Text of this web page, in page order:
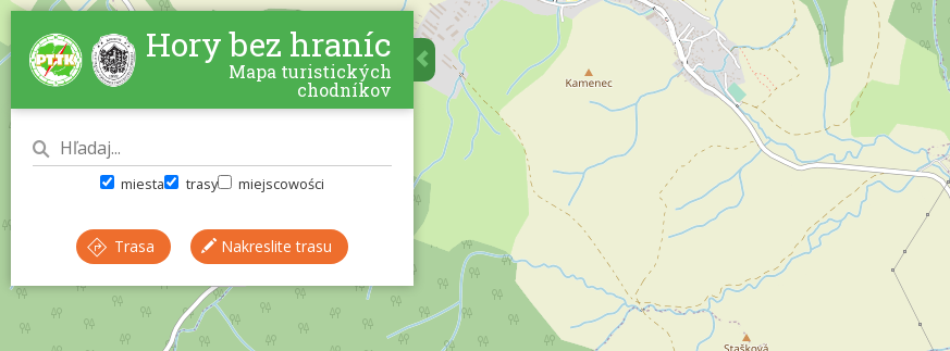
Hory bez hraníc
Mapa turistických
chodníkov
miesta trasy miejscowości
Trasa Nakreslite trasu